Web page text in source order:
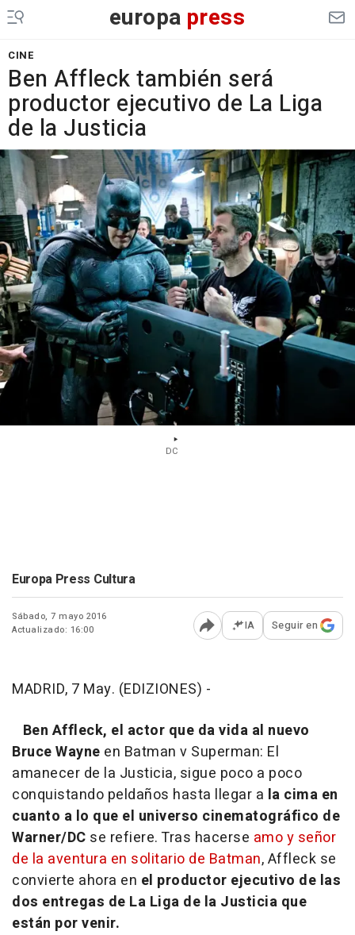
europa press
CINE
Ben Affleck también será
productor ejecutivo de La Liga
de la Justicia
DC
Europa Press Cultura
Sábado, 7 mayo 2016
Actualizado: 16:00
Abrir opciones para
IA Seguir en
MADRID, 7 May. (EDIZIONES) -
Ben Affleck, el actor que da vida al nuevo
Bruce Wayne en Batman v Superman: El
amanecer de la Justicia, sigue poco a poco
conquistando peldaños hasta llegar a la cima en
cuanto a lo que el universo cinematográfico de
Warner/DC se refiere. Tras hacerse amo y señor
de la aventura en solitario de Batman, Affleck se
convierte ahora en el productor ejecutivo de las
dos entregas de La Liga de la Justicia que
están por venir.